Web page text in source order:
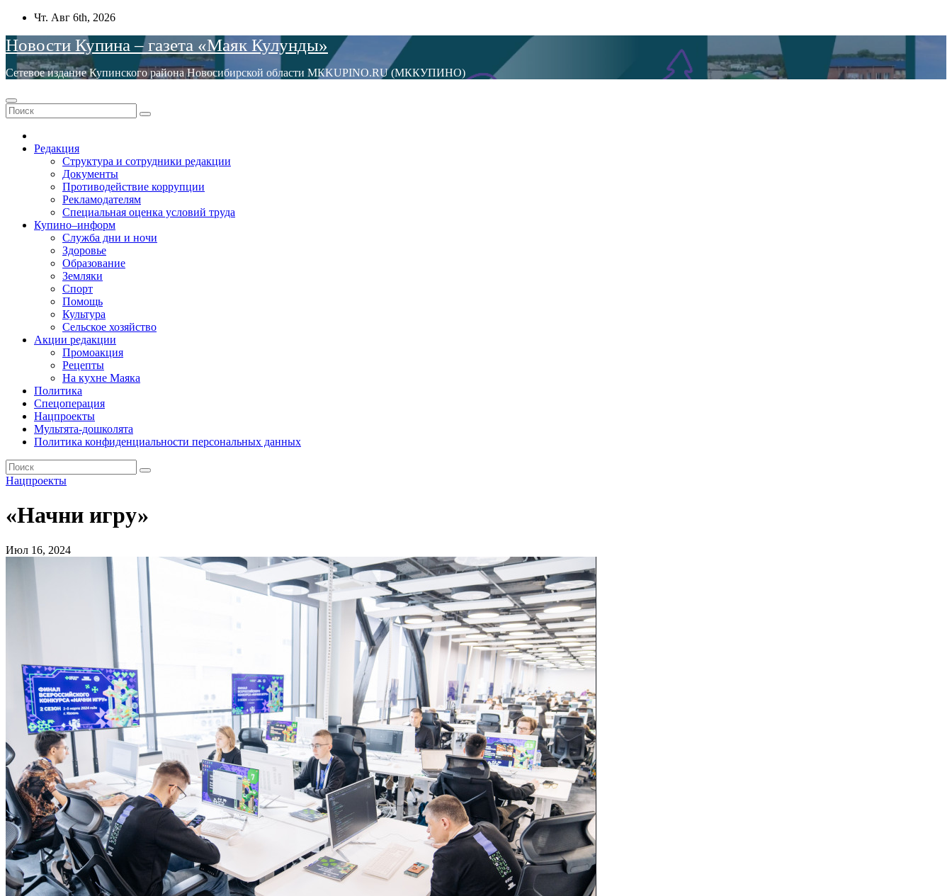
Перейти
содержимому
Чт. Авг 6th, 2026
Новости Купина – газета «Маяк Кулунды»
Сетевое издание Купинского района Новосибирской области МКKUPINO.RU (МККУПИНО)
Редакция
Структура и сотрудники редакции
Документы
Противодействие коррупции
Рекламодателям
Специальная оценка условий труда
Купино–информ
Служба дни и ночи
Здоровье
Образование
Земляки
Спорт
Помощь
Культура
Сельское хозяйство
Акции редакции
Промоакция
Рецепты
На кухне Маяка
Политика
Спецоперация
Нацпроекты
Мультята-дошколята
Политика конфиденциальности персональных данных
Нацпроекты
«Начни игру»
Июл 16, 2024